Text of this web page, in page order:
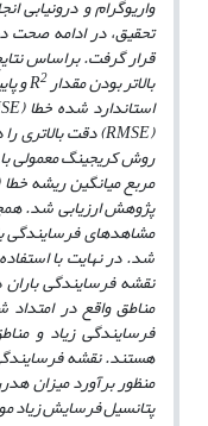
واریوگرام و
تحقیق، در ادامه صحت
قرار گرفت. براساس
بالاتر بودن مقدار R2 و
استاندارد شده خطا(MSE)
(RMSE) دقت بالاتری
پژوهش ارزیابی شد.
شد. در نهایت با
نقشه فرسایندگی
مناطق واقع در
فرسایندگی زیاد و
هستند. نقشه
منظور برآورد میزان
پتانسیل فرسایش زیاد